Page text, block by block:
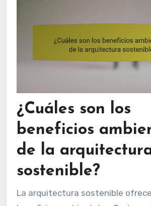
¿Cuáles son los
beneficios
de la
sostenible?
La arquitectura sostenible